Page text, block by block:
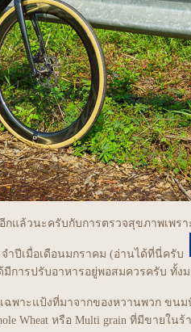
แล้วนะครับกับการตรวจสุขภาพเพรา
ำปีเมื่อเดือนมกราคม (อ่านได้ที่นี่ครับ
การปรับอาหารอยู่พอสมควรครับ ทั้ง
พาะแป้งที่มาจากของหวานพวก ขนมปั
Wheat หรือ Multi grain ที่มีขายใ